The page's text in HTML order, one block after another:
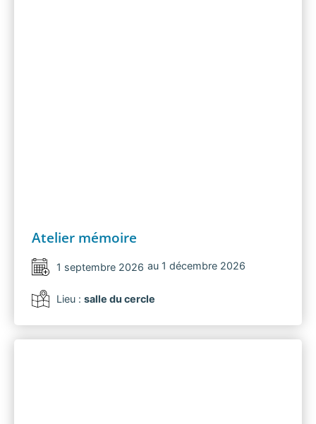
Atelier mémoire
1 septembre 2026 au 1 décembre 2026
Lieu : salle du cercle